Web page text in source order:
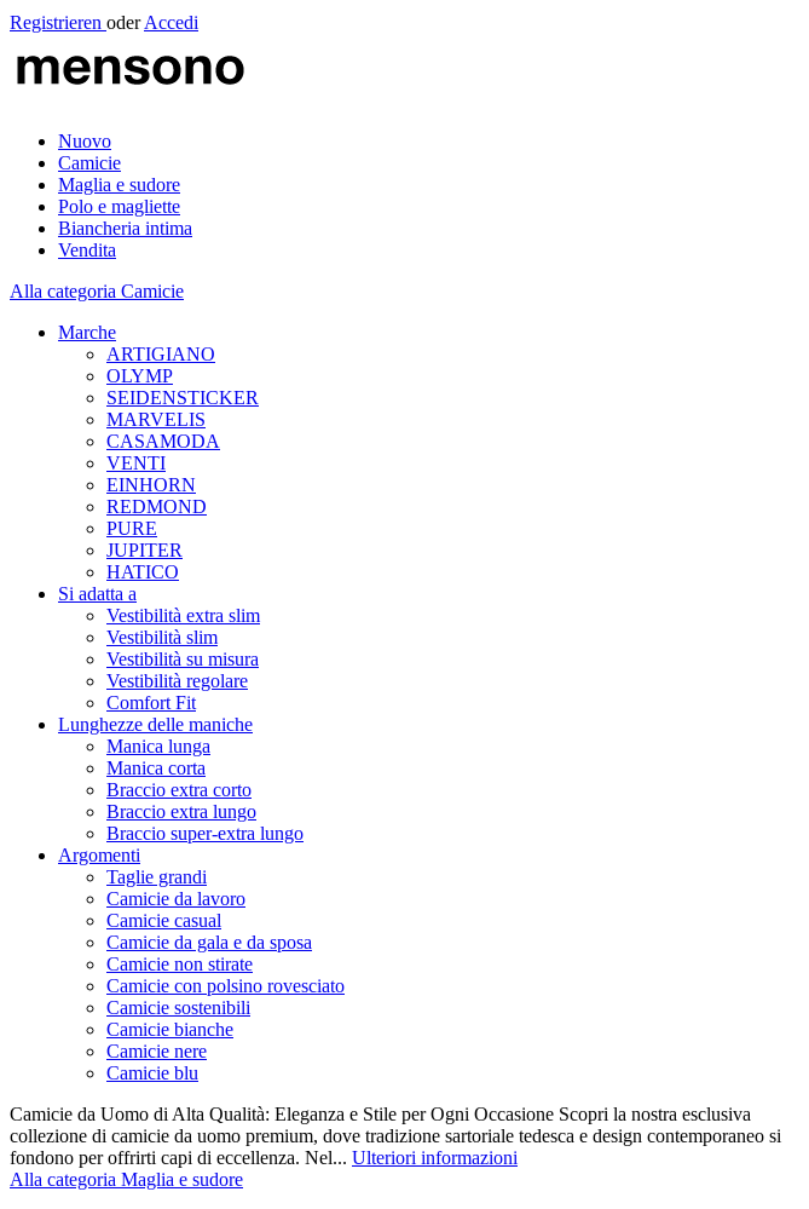
Registrieren oder Accedi
Nuovo
Camicie
Maglia e sudore
Polo e magliette
Biancheria intima
Vendita
Alla categoria Camicie
Marche
ARTIGIANO
OLYMP
SEIDENSTICKER
MARVELIS
CASAMODA
VENTI
EINHORN
REDMOND
PURE
JUPITER
HATICO
Si adatta a
Vestibilità extra slim
Vestibilità slim
Vestibilità su misura
Vestibilità regolare
Comfort Fit
Lunghezze delle maniche
Manica lunga
Manica corta
Braccio extra corto
Braccio extra lungo
Braccio super-extra lungo
Argomenti
Taglie grandi
Camicie da lavoro
Camicie casual
Camicie da gala e da sposa
Camicie non stirate
Camicie con polsino rovesciato
Camicie sostenibili
Camicie bianche
Camicie nere
Camicie blu
Camicie da Uomo di Alta Qualità: Eleganza e Stile per Ogni Occasione Scopri la nostra esclusiva
collezione di camicie da uomo premium, dove tradizione sartoriale tedesca e design contemporaneo si
fondono per offrirti capi di eccellenza. Nel... Ulteriori informazioni
Alla categoria Maglia e sudore